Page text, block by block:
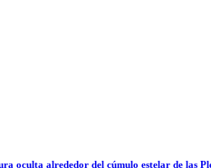
oculta alrededor del cúmulo estelar de las